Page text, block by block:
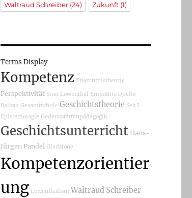
Waltraud Schreiber(24) Zukunft(1)
Terms Display
Kompetenz Erkenntnistheorie
Perspektivität Sinn Lowenthal Empathie Quelle
Balkan Gesamtschule Geschichtstheorie Sek I
Epistemologie Gedenkstättenpädagogik
Geschichtsunterricht Hans-
Jürgen Pandel Gladstone
Kompetenzorientier
ung Lowenthalism Waltraud Schreiber